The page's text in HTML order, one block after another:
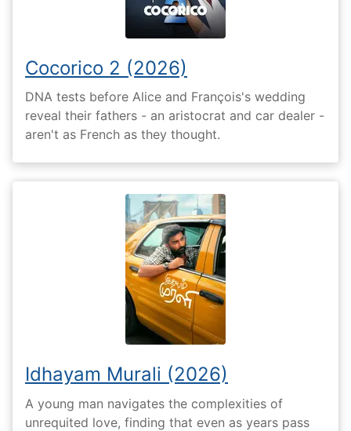
Cocorico 2 (2026)
DNA tests before Alice and François's wedding
reveal their fathers - an aristocrat and car dealer -
aren't as French as they thought.
Idhayam Murali (2026)
A young man navigates the complexities of
unrequited love, finding that even as years pass